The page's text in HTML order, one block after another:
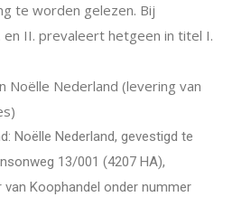
te worden gelezen. Bij
II. prevaleert hetgeen in titel I.
Noëlle Nederland (levering van
Noëlle Nederland, gevestigd te
13/001 (4207 HA),
Koophandel onder nummer